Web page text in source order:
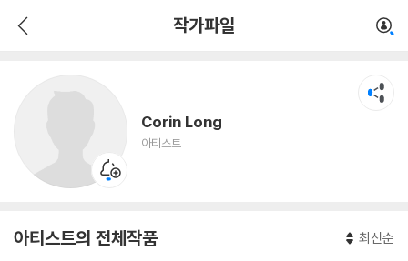
작가파일
Corin Long
아티스트
아티스트의 전체작품 최신순